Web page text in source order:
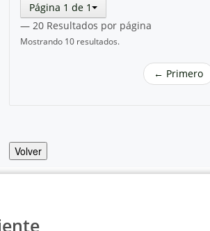
Página 1 de 1
— 20 Resultados por página
Mostrando 10 resultados.
← Primero
Volver